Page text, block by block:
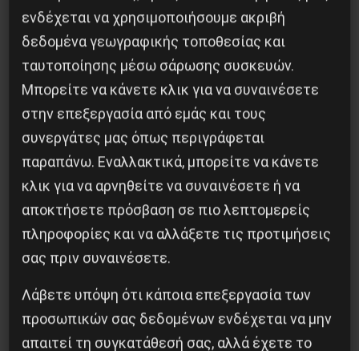
Η Μπουρκίνα Φάσο του Τραορέ αντι-
ιμπεριαλιστική σχισμή της ιστορίας
26 Μαΐου 2025
ενδέχεται να χρησιμοποιήσουμε ακριβή
δεδομένα γεωγραφικής τοποθεσίας και
ταυτοποίησης μέσω σάρωσης συσκευών.
Μπορείτε να κάνετε κλικ για να συναινέσετε
στην επεξεργασία από εμάς και τους
συνεργάτες μας όπως περιγράφεται
παραπάνω. Εναλλακτικά, μπορείτε να κάνετε
κλικ για να αρνηθείτε να συναινέσετε ή να
αποκτήσετε πρόσβαση σε πιο λεπτομερείς
πληροφορίες και να αλλάξετε τις προτιμήσεις
σας πριν συναινέσετε.
Λάβετε υπόψη ότι κάποια επεξεργασία των
προσωπικών σας δεδομένων ενδέχεται να μην
απαιτεί τη συγκατάθεσή σας, αλλά έχετε το